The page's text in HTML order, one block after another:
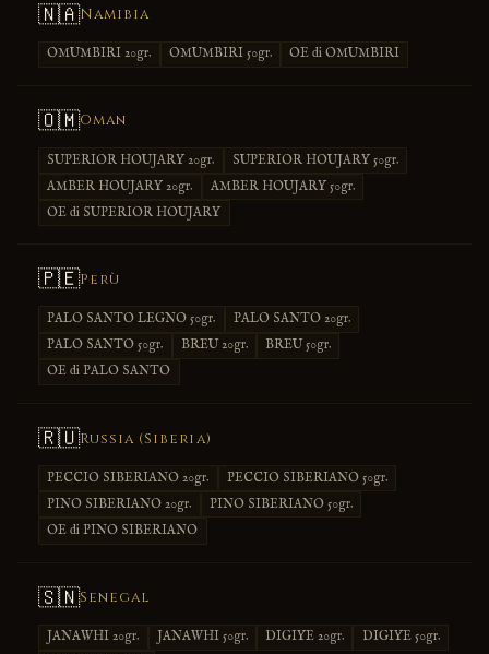
🇳🇦Namibia
OMUMBIRI 20gr. OMUMBIRI 50gr. OE di OMUMBIRI
🇴🇲Oman
SUPERIOR HOUJARY 20gr.
SUPERIOR HOUJARY 50gr.
AMBER HOUJARY 20gr.
AMBER HOUJARY 50gr.
OE di SUPERIOR HOUJARY
🇵🇪Perù
PALO SANTO LEGNO 50gr.
PALO SANTO 20gr.
PALO SANTO 50gr.
BREU 20gr.
BREU 50gr.
OE di PALO SANTO
🇷🇺Russia (Siberia)
PECCIO SIBERIANO 20gr.
PECCIO SIBERIANO 50gr.
PINO SIBERIANO 20gr.
PINO SIBERIANO 50gr.
OE di PINO SIBERIANO
🇸🇳Senegal
JANAWHI 20gr. JANAWHI 50gr. DIGIYE 20gr.
DIGIYE 50gr.